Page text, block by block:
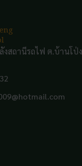
งสถานีรถไฟ ต.บ้านโป่